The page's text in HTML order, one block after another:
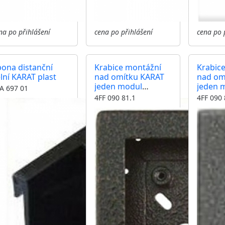
po přihlášení cena po přihlášení cena po
distanční
KARAT plast
697 01
Krabice montážní
nad omítku KARAT
jeden modul
vertikální barva
4FF 090 81.1
nad
jeden
4FF 090